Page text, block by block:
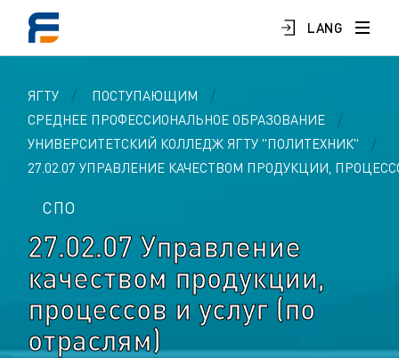
LANG
ЯГТУ
ПОСТУПАЮЩИМ
СРЕДНЕЕ ПРОФЕССИОНАЛЬНОЕ ОБРАЗОВАНИЕ
УНИВЕРСИТЕТСКИЙ КОЛЛЕДЖ ЯГТУ "ПОЛИТЕХНИК"
27.02.07 УПРАВЛЕНИЕ КАЧЕСТВОМ ПРОДУКЦИИ,
СПО
27.02.07 Управление
качеством продукции,
процессов и услуг (по
отраслям)